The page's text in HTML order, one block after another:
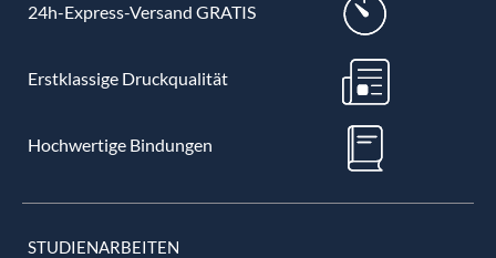
24h-Express-Versand GRATIS
Erstklassige Druckqualität
Hochwertige Bindungen
STUDIENARBEITEN